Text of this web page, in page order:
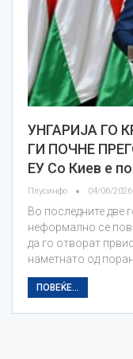
УНГАРИЈА ГО
ГИ ПОЧНЕ
ЕУ Со Киев е
Плусинфо 04/06/2026
Во последните две
неформално се
да го отворат
наметнато од
ПОВЕЌЕ...